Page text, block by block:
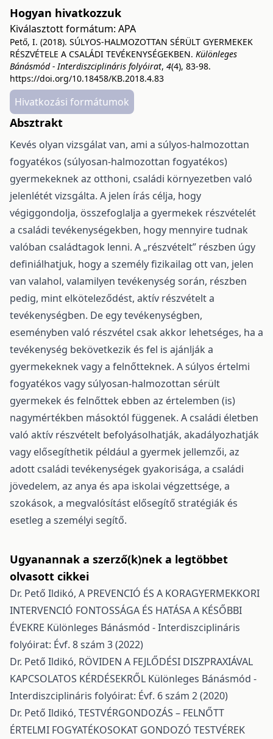
Hogyan hivatkozzuk
Kiválasztott formátum: APA
Pető, I. (2018). SÚLYOS-HALMOZOTTAN SÉRÜLT GYERMEKEK
RÉSZVÉTELE A CSALÁDI TEVÉKENYSÉGEKBEN. Különleges
Bánásmód - Interdiszciplináris folyóirat, 4(4), 83-98.
https://doi.org/10.18458/KB.2018.4.83
Hivatkozási formátumok
Absztrakt
Kevés olyan vizsgálat van, ami a súlyos-halmozottan
fogyatékos (súlyosan-halmozottan fogyatékos)
gyermekeknek az otthoni, családi környezetben való
jelenlétét vizsgálta. A jelen írás célja, hogy
végiggondolja, összefoglalja a gyermekek részvételét
a családi tevékenységekben, hogy mennyire tudnak
valóban családtagok lenni. A „részvételt” részben úgy
definiálhatjuk, hogy a személy fizikailag ott van, jelen
van valahol, valamilyen tevékenység során, részben
pedig, mint elköteleződést, aktív részvételt a
tevékenységben. De egy tevékenységben,
eseményben való részvétel csak akkor lehetséges, ha a
tevékenység bekövetkezik és fel is ajánlják a
gyermekeknek vagy a felnőtteknek. A súlyos értelmi
fogyatékos vagy súlyosan-halmozottan sérült
gyermekek és felnőttek ebben az értelemben (is)
nagymértékben másoktól függenek. A családi életben
való aktív részvételt befolyásolhatják, akadályozhatják
vagy elősegíthetik például a gyermek jellemzői, az
adott családi tevékenységek gyakorisága, a családi
jövedelem, az anya és apa iskolai végzettsége, a
szokások, a megvalósítást elősegítő stratégiák és
esetleg a személyi segítő.
Ugyanannak a szerző(k)nek a legtöbbet
olvasott cikkei
Dr. Pető Ildikó, A PREVENCIÓ ÉS A KORAGYERMEKKORI
INTERVENCIÓ FONTOSSÁGA ÉS HATÁSA A KÉSŐBBI
ÉVEKRE Különleges Bánásmód - Interdiszciplináris
folyóirat: Évf. 8 szám 3 (2022)
Dr. Pető Ildikó, RÖVIDEN A FEJLŐDÉSI DISZPRAXIÁVAL
KAPCSOLATOS KÉRDÉSEKRŐL Különleges Bánásmód -
Interdiszciplináris folyóirat: Évf. 6 szám 2 (2020)
Dr. Pető Ildikó, TESTVÉRGONDOZÁS – FELNŐTT
ÉRTELMI FOGYATÉKOSOKAT GONDOZÓ TESTVÉREK